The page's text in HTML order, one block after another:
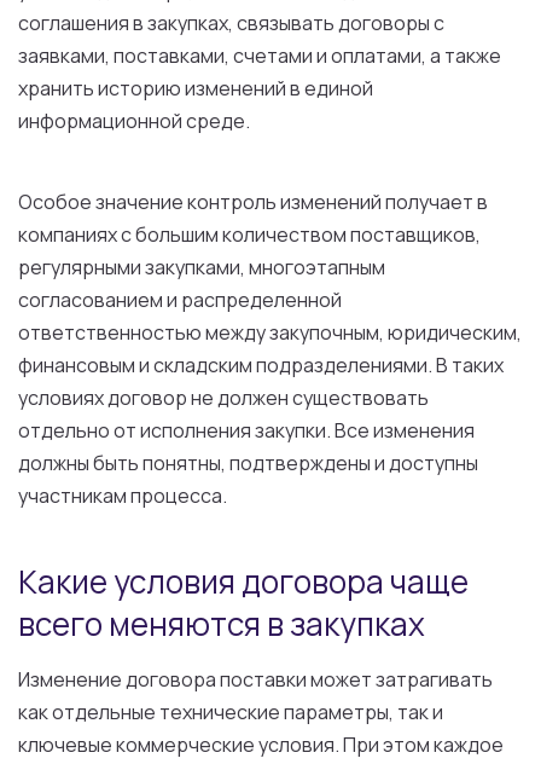
соглашения в закупках, связывать договоры с
заявками, поставками, счетами и оплатами, а также
хранить историю изменений в единой
информационной среде.
Особое значение контроль изменений получает в
компаниях с большим количеством поставщиков,
регулярными закупками, многоэтапным
согласованием и распределенной
ответственностью между закупочным, юридическим,
финансовым и складским подразделениями. В таких
условиях договор не должен существовать
отдельно от исполнения закупки. Все изменения
должны быть понятны, подтверждены и доступны
участникам процесса.
Какие условия договора чаще
всего меняются в закупках
Изменение договора поставки может затрагивать
как отдельные технические параметры, так и
ключевые коммерческие условия. При этом каждое